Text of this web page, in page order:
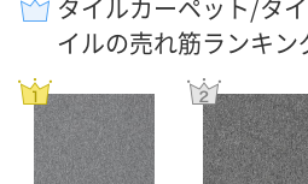
タイルカーペット/タ
イルの売れ筋ランキン